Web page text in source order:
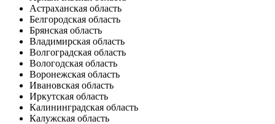
Астраханская область
Белгородская область
Брянская область
Владимирская область
Волгоградская область
Вологодская область
Воронежская область
Ивановская область
Иркутская область
Калининградская область
Калужская область